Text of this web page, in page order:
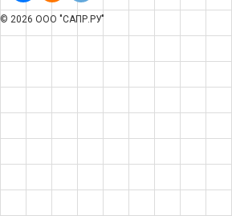
© 2026 ООО "САПР.РУ"